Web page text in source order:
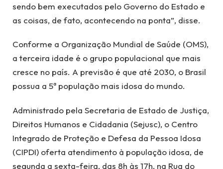
sendo bem executados pelo Governo do Estado e
as coisas, de fato, acontecendo na ponta”, disse.
Conforme a Organização Mundial de Saúde (OMS),
a terceira idade é o grupo populacional que mais
cresce no país. A previsão é que até 2030, o Brasil
possua a 5ª população mais idosa do mundo.
Administrado pela Secretaria de Estado de Justiça,
Direitos Humanos e Cidadania (Sejusc), o Centro
Integrado de Proteção e Defesa da Pessoa Idosa
(CIPDI) oferta atendimento à população idosa, de
segunda a sexta-feira, das 8h às 17h, na Rua do